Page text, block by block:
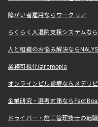
障がい者雇用ならワークリア
らくらく入退院支援システムな
人と組織のお悩み解決なら
業務可視化はremopia
オンラインピル診療ならメデリ
企業研究・選考対策なら
ドライバー・施工管理技士の転